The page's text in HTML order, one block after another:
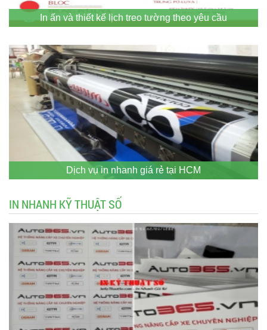
In ấn và thiết kế lịch treo tường theo yêu cầu
Dịch vụ in nhanh giá rẻ tại HCM
IN NHANH KỸ THUẬT SỐ